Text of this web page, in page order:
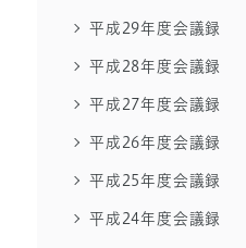
平成29年度会議録
平成28年度会議録
平成27年度会議録
平成26年度会議録
平成25年度会議録
平成24年度会議録